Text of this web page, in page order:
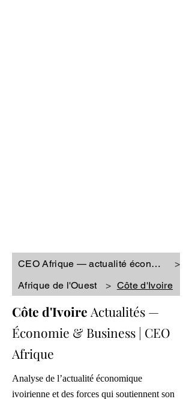
CEO Afrique — actualité économique
>
Afrique de l'Ouest
> Côte d'Ivoire
Côte d'Ivoire Actualités —
Économie & Business | CEO
Afrique
Analyse de l’actualité économique
ivoirienne et des forces qui soutiennent son